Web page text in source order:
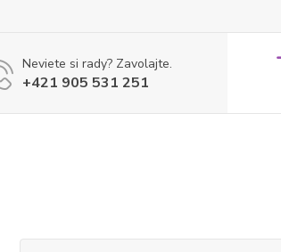
Neviete si rady? Zavolajte.
+421 905 531 251